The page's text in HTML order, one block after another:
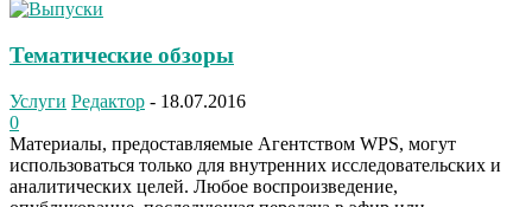
Тематические обзоры
Услуги Редактор - 18.07.2016
0
Материалы, предоставляемые Агентством WPS, могут
использоваться только для внутренних исследовательских и
аналитических целей. Любое воспроизведение,